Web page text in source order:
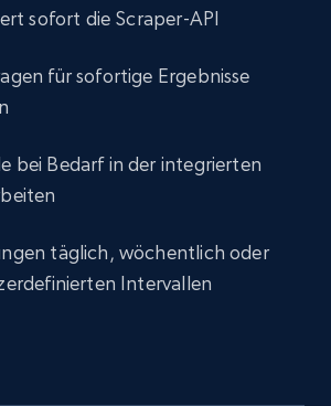
sofort die Scraper-API
für sofortige Ergebnisse
bei Bedarf in der integrierten
täglich, wöchentlich oder
Intervallen